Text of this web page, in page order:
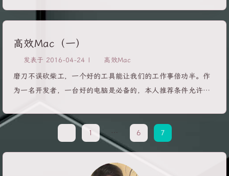
https://github.com/Yalantis/Phoenix效果图： Euclid
Pull-to-Refresh.Tours Github地
址:https://github.com/Yalantis/Taurus效果图： Side...
高效Mac（一）
发表于 2016-04-24 | 高效Mac
磨刀不误砍柴工，一个好的工具能让我们的工作事倍功半。作
为一名开发者，一台好的电脑是必备的，本人推荐条件允许入
但是各种好处还是比较了解的，为了让mac新手快速熟练使用
mac开发程序，因此总结日常使用软件和技巧分享给大家。
1.mac电脑最好的shell命令工具：iTerm2命令工具，可以高亮
显示，可以调节窗口大小，可以粘贴复制命令等等，详细信息
1 … 6 7